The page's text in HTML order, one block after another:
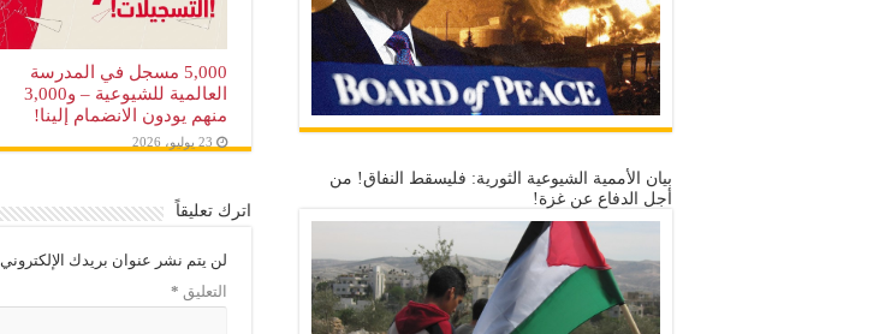
5,000 مسجل في المدرسة
العالمية للشيوعية – و3,000
منهم يودون الانضمام إلينا!
23 يوليو، 2026
اترك تعليقاً
لن يتم نشر عنوان بريدك الإلكتروني.
التعليق *
بيان الأممية الشيوعية الثورية: فليسقط النفاق! من
أجل الدفاع عن غزة!